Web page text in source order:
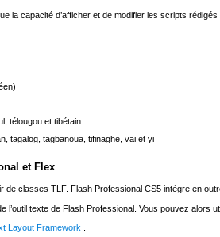
la capacité d’afficher et de modifier les scripts
télougou et tibétain
tagalog, tagbanoua, tifinaghe, vai et yi
et Flex
classes TLF. Flash Professional CS5 intègre en
l’outil texte de Flash Professional. Vous pouvez
Layout Framework